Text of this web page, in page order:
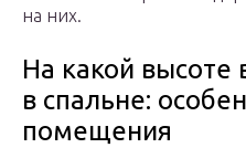
на них.
На какой высоте
в спальне:
помещения